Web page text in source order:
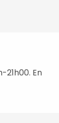
21h00. En